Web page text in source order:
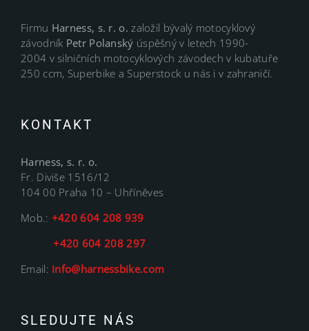
Firmu Harness, s. r. o.založil bývalý motocyklový
závodník Petr Polanský úspěšný v letech 1990-
2004 v silničních motocyklových závodech v kubatuře
250 ccm, Superbike a Superstock u nás i v zahraničí.
KONTAKT
Harness, s. r. o.
Fr. Diviše 1516/12
104 00 Praha 10 – Uhříněves
Mob.: +420 604 208 939
+420 604 208 297
Email: info@harnessbike.com
SLEDUJTE NÁS